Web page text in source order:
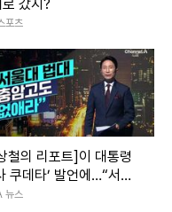
갔지?
포츠
철의 리포트]이 대통령
쿠데타’ 발언에…“서울
대·충암고도 없애라”
뉴스